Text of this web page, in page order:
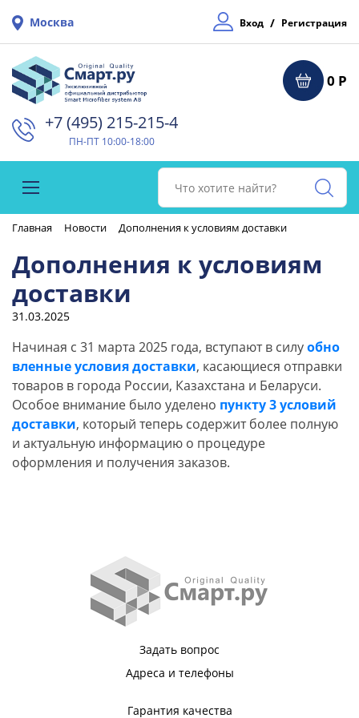
Москва Вход / Регистрация
0 Р
+7 (495) 215-215-4⁠
ПН-ПТ 10:00-18:00
Главная Новости Дополнения к условиям доставки
Дополнения к условиям
доставки
31.03.2025
Начиная с 31 марта 2025 года, вступают в силуобно
вленные условия доставки, касающиеся отправки
товаров в города России, Казахстана и Беларуси.
Особое внимание было уделено пункту 3 условий
доставки, который теперь содержит более полную
и актуальную информацию о процедуре
оформления и получения заказов.
Задать вопрос
Адреса и телефоны
Гарантия качества